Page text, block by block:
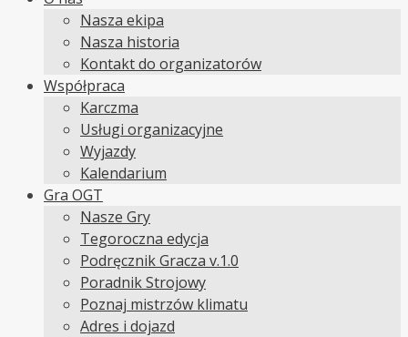
Nasza ekipa
Nasza historia
Kontakt do organizatorów
Współpraca
Karczma
Usługi organizacyjne
Wyjazdy
Kalendarium
Gra OGT
Nasze Gry
Tegoroczna edycja
Podręcznik Gracza v.1.0
Poradnik Strojowy
Poznaj mistrzów klimatu
Adres i dojazd